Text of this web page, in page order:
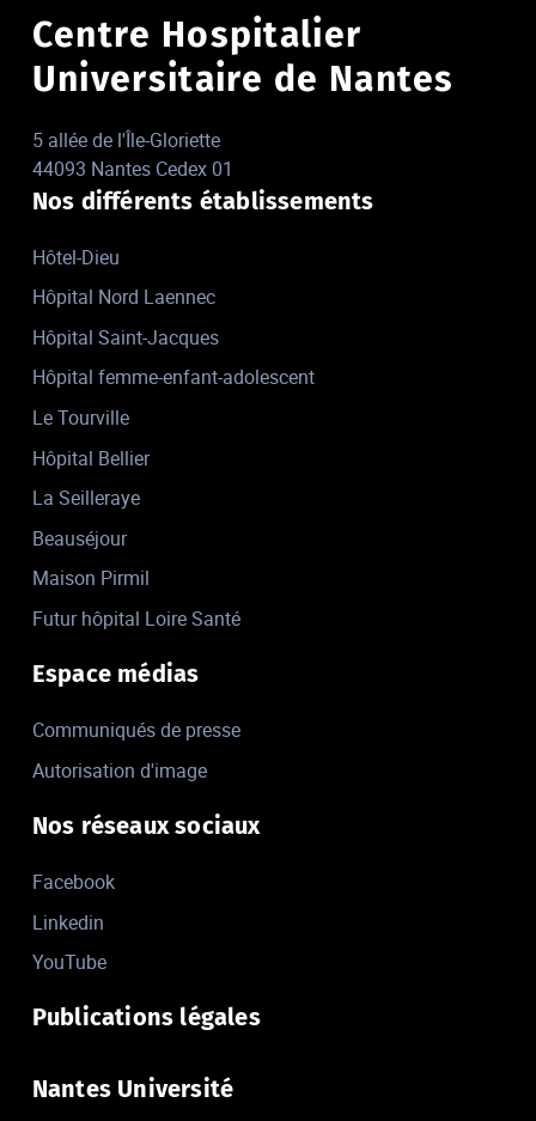
Centre Hospitalier
Universitaire de Nantes
5 allée de l'Île-Gloriette
44093 Nantes Cedex 01
Nos différents établissements
Hôtel-Dieu
Hôpital Nord Laennec
Hôpital Saint-Jacques
Hôpital femme-enfant-adolescent
Le Tourville
Hôpital Bellier
La Seilleraye
Beauséjour
Maison Pirmil
Futur hôpital Loire Santé
Espace médias
Communiqués de presse
Autorisation d'image
Nos réseaux sociaux
Facebook
Linkedin
YouTube
Publications légales
Nantes Université